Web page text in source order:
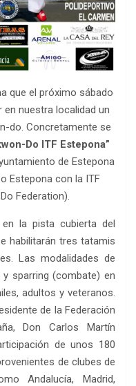
que el próximo sábado
nuestra localidad un
do. Concretamente se
Do ITF Estepona”
de Estepona
Estepona con la ITF
Federation).
la pista cubierta del
habilitarán tres tatamis
Las modalidades de
sparring (combate) en
adultos y veteranos.
de la Federación
Don Carlos Martín
de unos 180
de clubes de
Andalucía, Madrid,